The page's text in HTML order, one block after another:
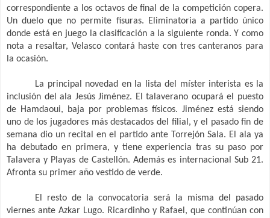
correspondiente a los octavos de final de la competición copera.
Un duelo que no permite fisuras. Eliminatoria a partido único
donde está en juego la clasificación a la siguiente ronda. Y como
nota a resaltar, Velasco contará haste con tres canteranos para
la ocasión.
La principal novedad en la lista del míster interista es la
inclusión del ala Jesús Jiménez. El talaverano ocupará el puesto
de Hamdaoui, baja por problemas físicos. Jiménez está siendo
uno de los jugadores más destacados del filial, y el pasado fin de
semana dio un recital en el partido ante Torrejón Sala. El ala ya
ha debutado en primera, y tiene experiencia tras su paso por
Talavera y Playas de Castellón. Además es internacional Sub 21.
Afronta su primer año vestido de verde.
El resto de la convocatoria será la misma del pasado
viernes ante Azkar Lugo. Ricardinho y Rafael, que continúan con